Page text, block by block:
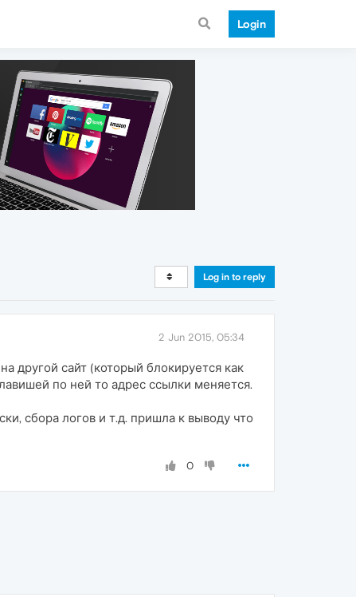
Login
Log in to reply
2 Jun 2015, 05:34
другой сайт (который блокируется как
по ней то адрес ссылки меняется.
сбора логов и т.д. пришла к выводу что
0